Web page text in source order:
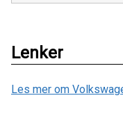
Lenker
Les mer om